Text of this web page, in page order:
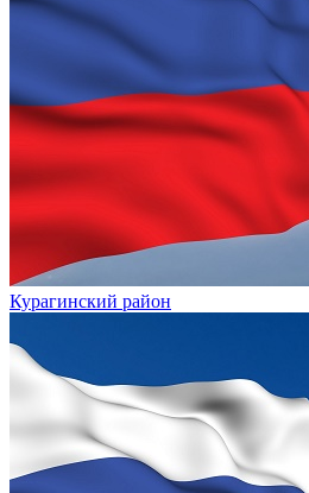
Курагинский район